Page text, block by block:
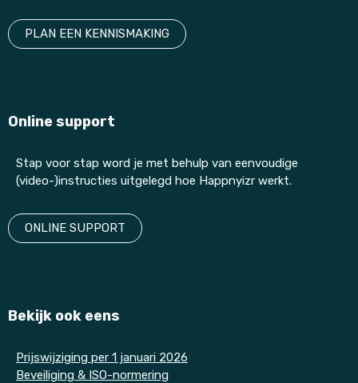
PLAN EEN KENNISMAKING
Online support
Stap voor stap word je met behulp van eenvoudige
(video-)instructies uitgelegd hoe Happnyizr werkt.
ONLINE SUPPORT
Bekijk ook eens
Prijswijziging per 1 januari 2026
Beveiliging & ISO-normering